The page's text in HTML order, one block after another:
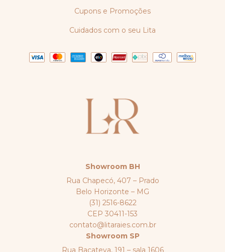
Cupons e Promoções
Cuidados com o seu Lita
Showroom BH
Rua Chapecó, 407 – Prado
Belo Horizonte – MG
(31) 2516-8622
CEP 30411-153
contato@litaraies.com.br
Showroom SP
Rua Bacateva, 191 – sala 1606